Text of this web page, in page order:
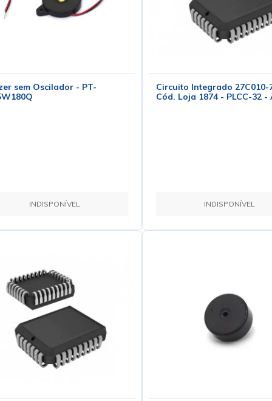
sem Oscilador - PT-
INDISPONÍVEL
Circuito Integrado 27C010-
Cód. Loja 1874 - PLCC-32 -
INDISPONÍVEL